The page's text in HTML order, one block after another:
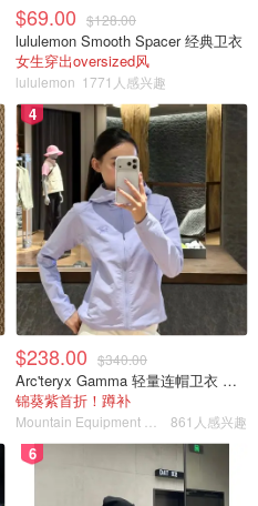
$69.00 $128.00
lululemon Smooth Spacer 经典卫衣
女生穿出oversized风
lululemon 1771人感兴趣
4
$238.00 $340.00
Arc'teryx Gamma 轻量连帽卫衣 女款
锦葵紫首折！蹲补
861人感兴趣
6